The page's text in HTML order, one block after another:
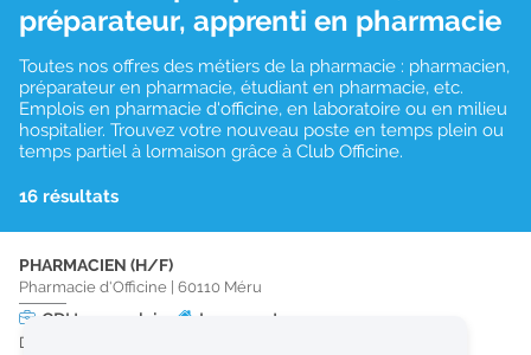
préparateur, apprenti en pharmacie
Toutes nos offres des métiers de la pharmacie : pharmacien,
préparateur en pharmacie, étudiant en pharmacie, etc.
Emplois en pharmacie d'officine, en laboratoire ou en milieu
hospitalier. Trouvez votre nouveau poste en temps plein ou
temps partiel à lormaison grâce à Club Officine.
16 résultats
PHARMACIEN (H/F)
Pharmacie d'Officine 60110 Méru
CDI temps plein Logement
Dès que possible